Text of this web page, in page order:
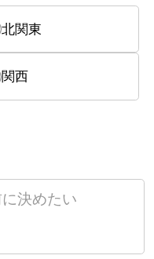
北関東
関西